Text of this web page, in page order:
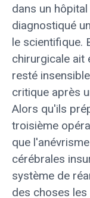
dans un
diagnostiqué
le scientifique.
chirurgicale ait
resté
critique après
Alors qu'ils
troisième
que
cérébrales
système de
des choses